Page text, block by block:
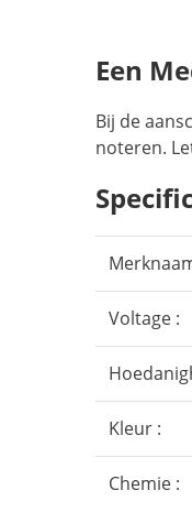
Een
Bij de
noteren.
Voltage :
Kleur :
Chemie :